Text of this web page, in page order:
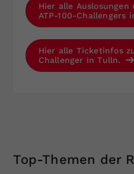
Hier alle Auslosungen
ATP-100-Challengers
Hier alle Ticketinfos
Challenger in Tulln.
Top-Themen der